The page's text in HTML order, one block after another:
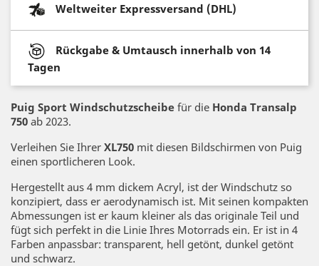
Weltweiter Expressversand (DHL)
Rückgabe & Umtausch innerhalb von 14
Tagen
Puig Sport Windschutzscheibe für die Honda Transalp
750 ab 2023.
Verleihen Sie Ihrer XL750 mit diesen Bildschirmen von Puig
einen sportlicheren Look.
Hergestellt aus 4 mm dickem Acryl, ist der Windschutz so
konzipiert, dass er aerodynamisch ist. Mit seinen kompakten
Abmessungen ist er kaum kleiner als das originale Teil und
fügt sich perfekt in die Linie Ihres Motorrads ein. Er ist in 4
Farben anpassbar: transparent, hell getönt, dunkel getönt
und schwarz.